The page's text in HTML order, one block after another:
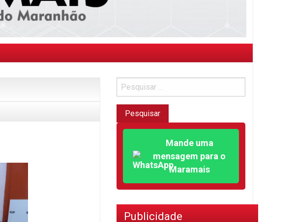
Mande uma
mensagem para o
Maramais
Publicidade